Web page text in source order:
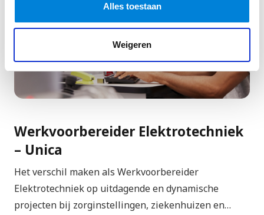
Alles toestaan
Weigeren
Werkvoorbereider Elektrotechniek
– Unica
Het verschil maken als Werkvoorbereider
Elektrotechniek op uitdagende en dynamische
projecten bij zorginstellingen, ziekenhuizen en…